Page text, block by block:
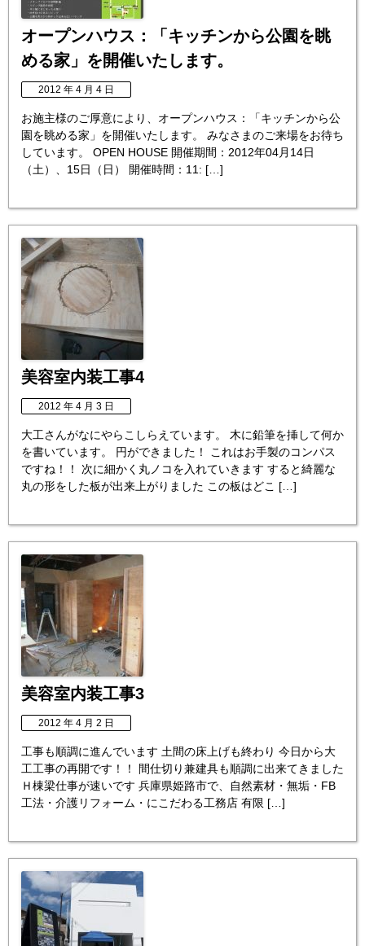
オープンハウス：「キッチンから公園を眺
める家」を開催いたします。
2012 年 4 月 4 日
お施主様のご厚意により、オープンハウス：「キッチンから公
園を眺める家」を開催いたします。 みなさまのご来場をお待ち
しています。 OPEN HOUSE 開催期間：2012年04月14日
（土）、15日（日） 開催時間：11: […]
美容室内装工事4
2012 年 4 月 3 日
大工さんがなにやらこしらえています。 木に鉛筆を挿して何か
を書いています。 円ができました！ これはお手製のコンパス
ですね！！ 次に細かく丸ノコを入れていきます すると綺麗な
丸の形をした板が出来上がりました この板はどこ […]
美容室内装工事3
2012 年 4 月 2 日
工事も順調に進んでいます 土間の床上げも終わり 今日から大
工工事の再開です！！ 間仕切り兼建具も順調に出来てきました
Ｈ棟梁仕事が速いです 兵庫県姫路市で、自然素材・無垢・FB
工法・介護リフォーム・にこだわる工務店 有限 […]